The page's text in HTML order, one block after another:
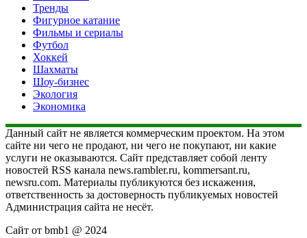
Тренды
Фигурное катание
Фильмы и сериалы
Футбол
Хоккей
Шахматы
Шоу-бизнес
Экология
Экономика
Данный сайт не является коммерческим проектом. На этом
сайте ни чего не продают, ни чего не покупают, ни какие
услуги не оказываются. Сайт представляет собой ленту
новостей RSS канала news.rambler.ru, kommersant.ru,
newsru.com. Материалы публикуются без искажения,
ответственность за достоверность публикуемых новостей
Администрация сайта не несёт.
Сайт от bmb1 @ 2024